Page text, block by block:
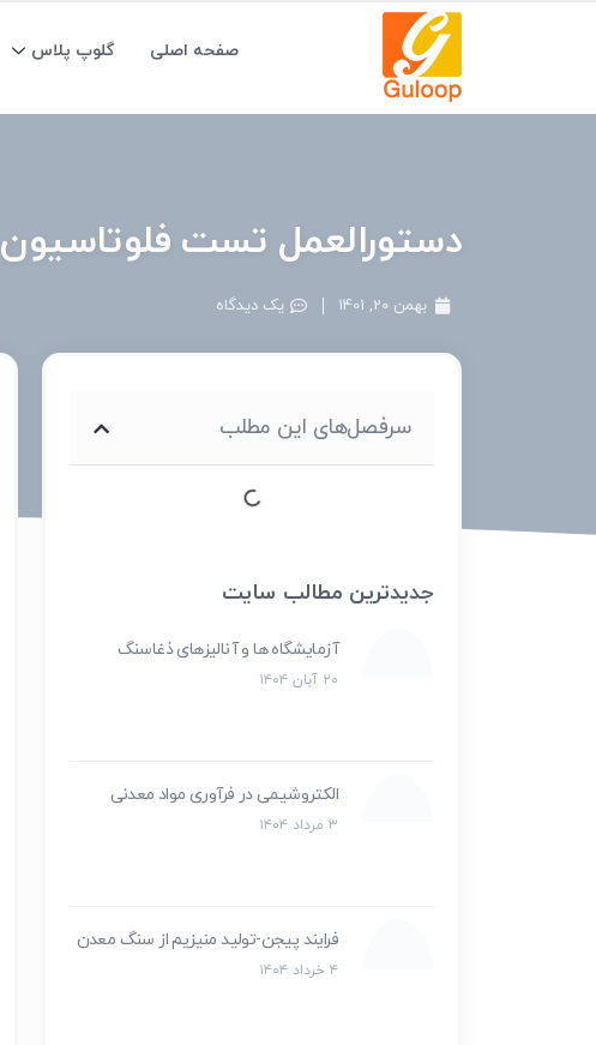
صفحه اصلی گلوپ پلاس
دستورالعمل تست فلوتاسیون
بهمن 20, 1401 یک دیدگاه
سرفصل‌های این مطلب
جدیدترین مطالب سایت
آزمایشگاه ها و آنالیزهای ذغاسنگ
۲۰ آبان ۱۴۰۴
الکتروشیمی در فرآوری مواد معدنی
۳ مرداد ۱۴۰۴
فرایند پیجن-تولید منیزیم از سنگ معدن
۴ خرداد ۱۴۰۴